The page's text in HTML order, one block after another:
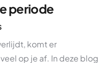
periode
komt er
op je af. In deze blog